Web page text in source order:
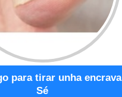
para tirar unha encrava
Sé